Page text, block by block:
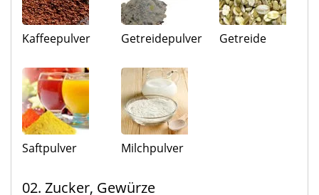
Kaffeepulver Getreidepulver Getreide
Saftpulver Milchpulver
02. Zucker, Gewürze